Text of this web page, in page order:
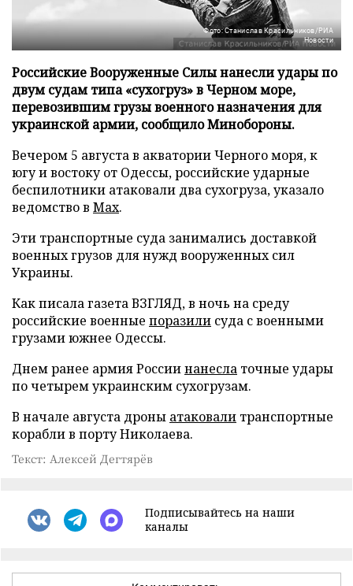
Фото: Станислав Красильников/РИА
Новости
Российские Вооруженные Силы нанесли удары по
двум судам типа «сухогруз» в Черном море,
перевозившим грузы военного назначения для
украинской армии, сообщило Минобороны.
Вечером 5 августа в акватории Черного моря, к
югу и востоку от Одессы, российские ударные
беспилотники атаковали два сухогруза, указало
ведомство в Max.
Эти транспортные суда занимались доставкой
военных грузов для нужд вооруженных сил
Украины.
Как писала газета ВЗГЛЯД, в ночь на среду
российские военные поразили суда с военными
грузами южнее Одессы.
Днем ранее армия Россиинанесла точные удары
по четырем украинским сухогрузам.
В начале августа дроны атаковали транспортные
корабли в порту Николаева.
Текст: Алексей Дегтярёв
Подписывайтесь на наши
каналы